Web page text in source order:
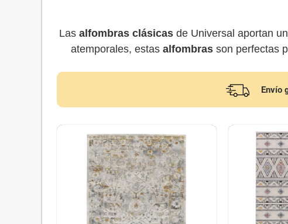
Las alfombras clásicas de Universal aportan
atemporales, estas alfombrasson perfectas
Envío